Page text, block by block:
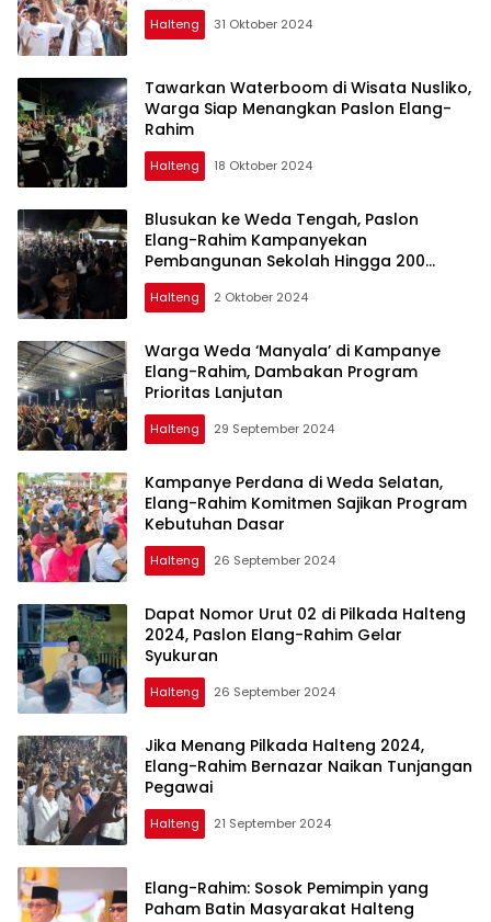
Halteng 31 Oktober 2024
Tawarkan Waterboom di Wisata Nusliko,
Warga Siap Menangkan Paslon Elang-
Rahim
Halteng 18 Oktober 2024
Blusukan ke Weda Tengah, Paslon
Elang-Rahim Kampanyekan
Pembangunan Sekolah Hingga 200
Rumah Layak Huni
Halteng 2 Oktober 2024
Warga Weda ‘Manyala’ di Kampanye
Elang-Rahim, Dambakan Program
Prioritas Lanjutan
Halteng 29 September 2024
Kampanye Perdana di Weda Selatan,
Elang-Rahim Komitmen Sajikan Program
Kebutuhan Dasar
Halteng 26 September 2024
Dapat Nomor Urut 02 di Pilkada Halteng
2024, Paslon Elang-Rahim Gelar
Syukuran
Halteng 26 September 2024
Jika Menang Pilkada Halteng 2024,
Elang-Rahim Bernazar Naikan Tunjangan
Pegawai
Halteng 21 September 2024
Elang-Rahim: Sosok Pemimpin yang
Paham Batin Masyarakat Halteng